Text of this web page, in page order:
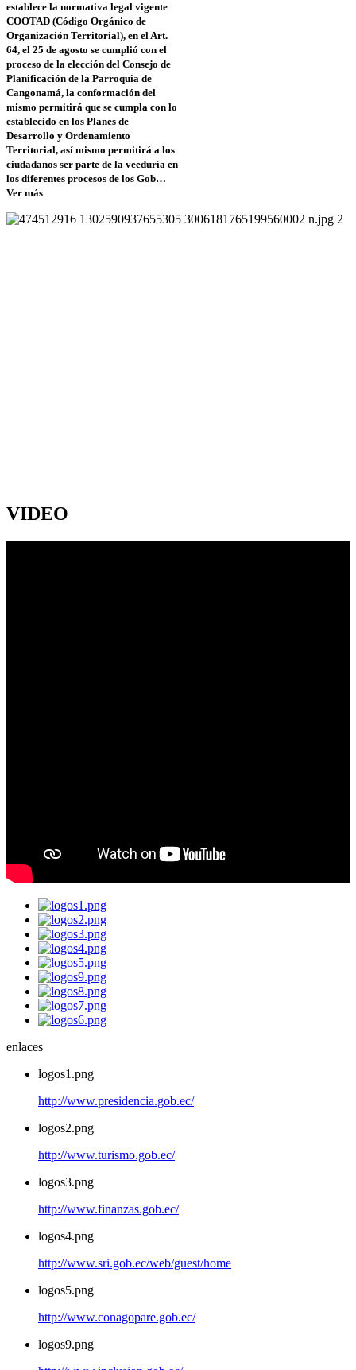
establece la normativa legal vigente
COOTAD (Código Orgánico de
Organización Territorial), en el Art.
64, el 25 de agosto se cumplió con el
proceso de la elección del Consejo de
Planificación de la Parroquia de
Cangonamá, la conformación del
mismo permitirá que se cumpla con lo
establecido en los Planes de
Desarrollo y Ordenamiento
Territorial, así mismo permitirá a los
ciudadanos ser parte de la veeduría en
los diferentes procesos de los Gob…
Ver más
VIDEO
enlaces
logos1.png
http://www.presidencia.gob.ec/
logos2.png
http://www.turismo.gob.ec/
logos3.png
http://www.finanzas.gob.ec/
logos4.png
http://www.sri.gob.ec/web/guest/home
logos5.png
http://www.conagopare.gob.ec/
logos9.png